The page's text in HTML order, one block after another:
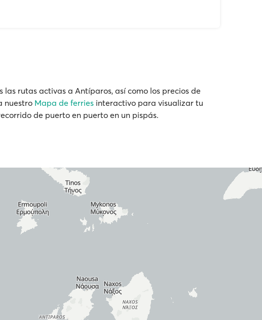
las rutas activas a Antíparos, así como los precios de
nuestro Mapa de ferries interactivo para visualizar tu
de puerto en puerto en un pispás.